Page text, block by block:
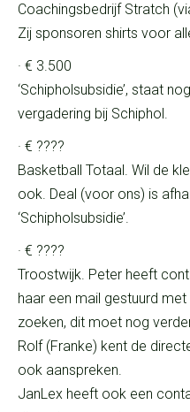
Coachingsbedrijf Stratch
Zij sponsoren shirts voor
· € 3.500
‘Schipholsubsidie’, staat
vergadering bij Schiphol.
· € ????
Basketball Totaal. Wil de
ook. Deal (voor ons) is
‘Schipholsubsidie’.
· € ????
Troostwijk. Peter heeft
haar een mail gestuurd
zoeken, dit moet nog
Rolf (Franke) kent de
ook aanspreken.
JanLex heeft ook een